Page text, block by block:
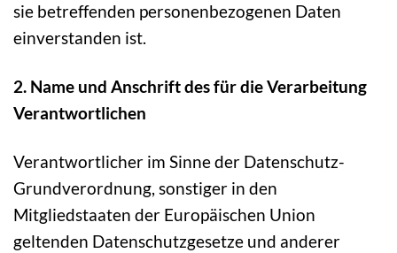
sie betreffenden personenbezogenen Daten
einverstanden ist.
2. Name und Anschrift des für die Verarbeitung
Verantwortlichen
Verantwortlicher im Sinne der Datenschutz-
Grundverordnung, sonstiger in den
Mitgliedstaaten der Europäischen Union
geltenden Datenschutzgesetze und anderer